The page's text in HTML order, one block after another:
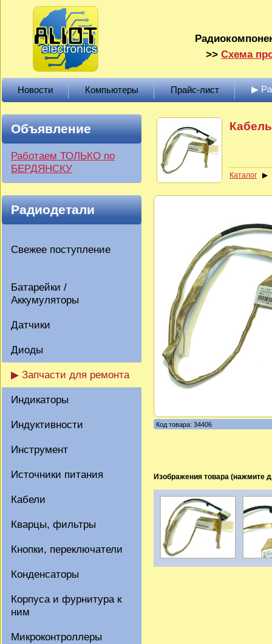
>> Схема
Новости Компьютеры Прайс-лист ▶
Объявление
Работаем ТОЛЬКО по
БЕРДЯНСКУ
Радиодетали
Свежее поступление
Батарейки /
Аккумуляторы
Датчики
Диоды
▶ Запчасти для ремонта
Индикаторы
Индуктивности
Инструмент
Источники питания
Кабели
Кварцы, фильтры
Кнопки, переключатели
Конденсаторы
Корпуса и фурнитура к
ним
Микроконтроллеры
Каталог
Код товара: 34406
Изображения товара (нажмите